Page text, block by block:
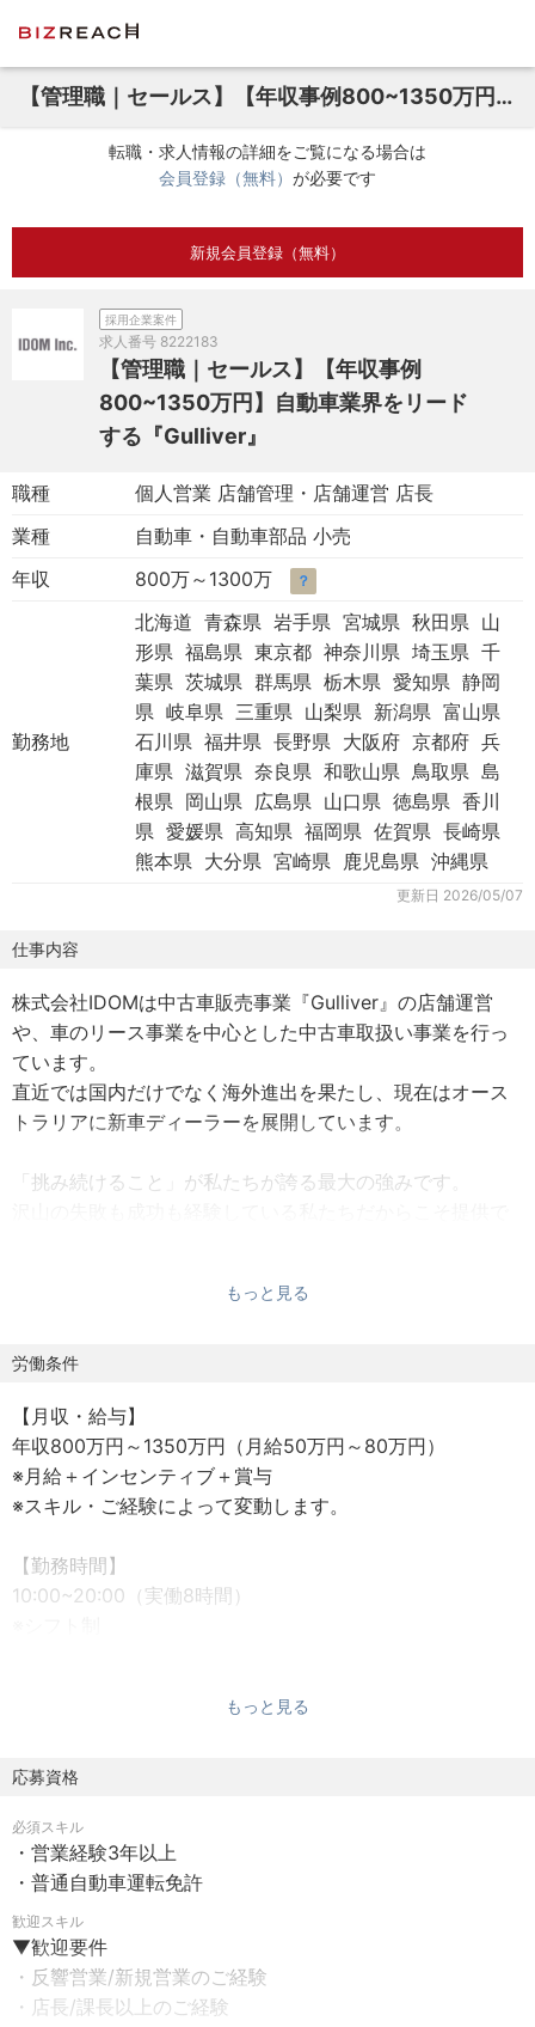
【管理職｜セールス】【年収事例800~1350万円】自動車業界をリードする『Gulliver』
転職・求人情報の詳細をご覧になる場合は
会員登録（無料） が必要です
新規会員登録（無料）
採用企業案件
求人番号 8222183
【管理職｜セールス】【年収事例
800~1350万円】自動車業界をリード
する『Gulliver』
職種
個人営業 店舗管理・店舗運営 店長
業種
自動車・自動車部品 小売
年収
800万～1300万 ？
勤務地
北海道 青森県 岩手県 宮城県 秋田県 山
形県 福島県 東京都 神奈川県 埼玉県 千
葉県 茨城県 群馬県 栃木県 愛知県 静岡
県 岐阜県 三重県 山梨県 新潟県 富山県
石川県 福井県 長野県 大阪府 京都府 兵
庫県 滋賀県 奈良県 和歌山県 鳥取県 島
根県 岡山県 広島県 山口県 徳島県 香川
県 愛媛県 高知県 福岡県 佐賀県 長崎県
熊本県 大分県 宮崎県 鹿児島県 沖縄県
更新日 2026/05/07
仕事内容
株式会社IDOMは中古車販売事業『Gulliver』の店舗運営
や、車のリース事業を中心とした中古車取扱い事業を行っ
ています。
直近では国内だけでなく海外進出を果たし、現在はオース
トラリアに新車ディーラーを展開しています。
「挑み続けること」が私たちが誇る最大の強みです。
事業拡大を続ける中で、販売台数・店舗数で世界No.1を目
る『セールスリーダー』を募集します。
◢◤入社祝い金50万円支給ポジション◢◤
・入社決定者には、感謝と期待を込めてお祝い金として50
新しいキャリアのスタートを全力でサポートします。挑戦
を心からお待ちしております！
・取扱車種が多数で、幅広い提案が可能
・実力主義の社風で早期キャリアアップも可能！
■管理職(セールス)とは何をするのか
====================
これまでのマネジメント経験、営業実績経験を活かして、
「管理職（店長）」として、店舗の売上管理、スタッフの
マネジメント業務を中心に幅広く行っていただきます。
※入社後半年～1年の間に店長としてお任せする店舗を選定
もっと見る
労働条件
【月収・給与】
年収800万円～1350万円（月給50万円～80万円）
※月給＋インセンティブ＋賞与
※スキル・ご経験によって変動します。
【勤務時間】
10:00~20:00（実働8時間）
■社員割引販売（車購入）
■引越費用（全額会社負担）
■敷金・礼金（会社負担 ※上限あり）
■家賃補助（一部会社負担／居住3年目まで：50％、4年
目：35%、5年目：20％、6年目以降：全額自己負担）
※転居を伴う移動の場合、再度居住1年目扱い
■結婚祝金（10万円）
■出産祝金（3万円）
もっと見る
応募資格
必須スキル
・営業経験3年以上
・普通自動車運転免許
歓迎スキル
▼歓迎要件
・反響営業/新規営業のご経験
・店長/課長以上のご経験